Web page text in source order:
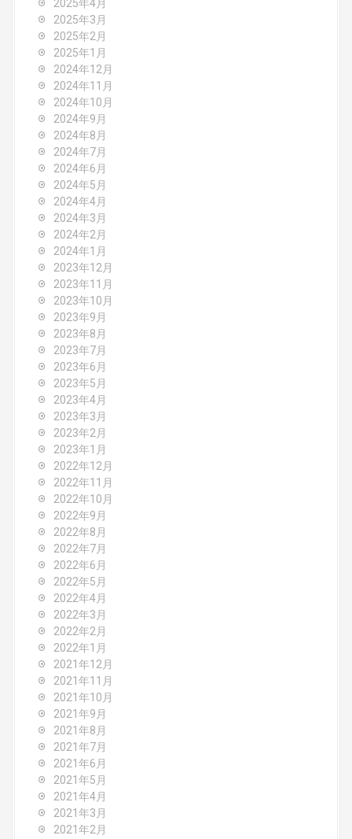
2025年4月
2025年3月
2025年2月
2025年1月
2024年12月
2024年11月
2024年10月
2024年9月
2024年8月
2024年7月
2024年6月
2024年5月
2024年4月
2024年3月
2024年2月
2024年1月
2023年12月
2023年11月
2023年10月
2023年9月
2023年8月
2023年7月
2023年6月
2023年5月
2023年4月
2023年3月
2023年2月
2023年1月
2022年12月
2022年11月
2022年10月
2022年9月
2022年8月
2022年7月
2022年6月
2022年5月
2022年4月
2022年3月
2022年2月
2022年1月
2021年12月
2021年11月
2021年10月
2021年9月
2021年8月
2021年7月
2021年6月
2021年5月
2021年4月
2021年3月
2021年2月